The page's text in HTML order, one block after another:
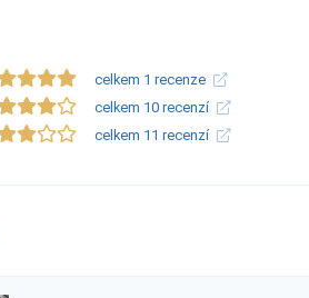
celkem 1 recenze
celkem 10 recenzí
celkem 11 recenzí